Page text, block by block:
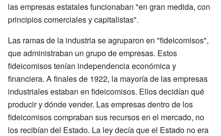
las empresas estatales funcionaban "en gran medida, con
principios comerciales y capitalistas".
Las ramas de la industria se agruparon en "fideicomisos",
que administraban un grupo de empresas. Estos
fideicomisos tenían independencia económica y
financiera. A finales de 1922, la mayoría de las empresas
industriales estaban en fideicomisos. Ellos decidían qué
producir y dónde vender. Las empresas dentro de los
fideicomisos compraban sus recursos en el mercado, no
los recibían del Estado. La ley decía que el Estado no era